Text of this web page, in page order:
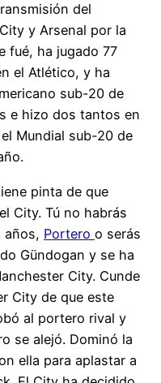
del
y Arsenal por la
fué, ha jugado 77
el Atlético, y ha
sub-20 de
e hizo dos tantos en
Mundial sub-20 de
pinta de que
City. Tú no habrás
años, Portero o serás
Gündogan y se ha
City. Cunde
City de que este
al portero rival y
se alejó. Dominó la
ella para aplastar a